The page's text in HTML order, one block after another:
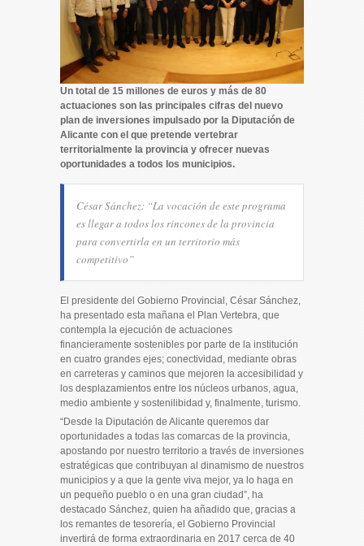
Un total de 15 millones de euros y más de 80
actuaciones son las principales cifras del nuevo
plan de inversiones impulsado por la Diputación de
Alicante con el que pretende vertebrar
territorialmente la provincia y ofrecer nuevas
oportunidades a todos los municipios.
César Sánchez: “La vocación de este programa
es llegar a todos los rincones de la provincia
para convertirla en un territorio más
competitivo”
El presidente del Gobierno Provincial, César Sánchez,
ha presentado esta mañana el Plan Vertebra, que
contempla la ejecución de actuaciones
financieramente sostenibles por parte de la institución
en cuatro grandes ejes; conectividad, mediante obras
en carreteras y caminos que mejoren la accesibilidad y
los desplazamientos entre los núcleos urbanos, agua,
medio ambiente y sostenilibidad y, finalmente, turismo.
“Desde la Diputación de Alicante queremos dar
oportunidades a todas las comarcas de la provincia,
apostando por nuestro territorio a través de inversiones
estratégicas que contribuyan al dinamismo de nuestros
municipios y a que la gente viva mejor, ya lo haga en
un pequeño pueblo o en una gran ciudad”, ha
destacado Sánchez, quien ha añadido que, gracias a
los remantes de tesorería, el Gobierno Provincial
invertirá de forma extraordinaria en 2017 cerca de 40